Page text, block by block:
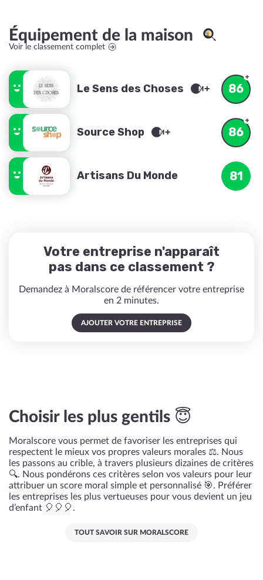
Équipement de la maison
Voir le classement complet
Le Sens des Choses 86
Source Shop 86
Artisans Du Monde 81
Votre entreprise n'apparaît
pas dans ce classement ?
Demandez à Moralscore de référencer votre entreprise
en 2 minutes.
AJOUTER VOTRE ENTREPRISE
Choisir les plus gentils 😇
Moralscore vous permet de favoriser les entreprises qui
respectent le mieux vos propres valeurs morales ⚖️. Nous
les passons au crible, à travers plusieurs dizaines de critères
🔍. Nous pondérons ces critères selon vos valeurs pour leur
attribuer un score moral simple et personnalisé 🎯. Préférer
les entreprises les plus vertueuses pour vous devient un jeu
d’enfant 🎈🎈🎈.
TOUT SAVOIR SUR MORALSCORE